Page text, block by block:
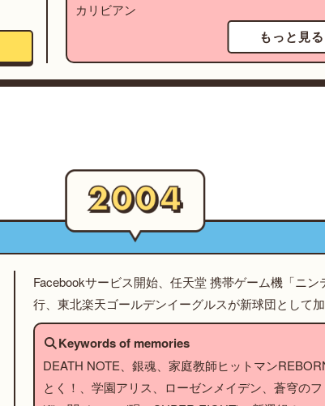
カリビアン
もっと見る
Facebookサービス開始、任天堂 携帯ゲーム機「ニ
行、東北楽天ゴールデンイーグルスが新球団として
Keywords of memories
DEATH NOTE、銀魂、家庭教師ヒットマン
とく！、学園アリス、ローゼンメイデン、蒼穹の